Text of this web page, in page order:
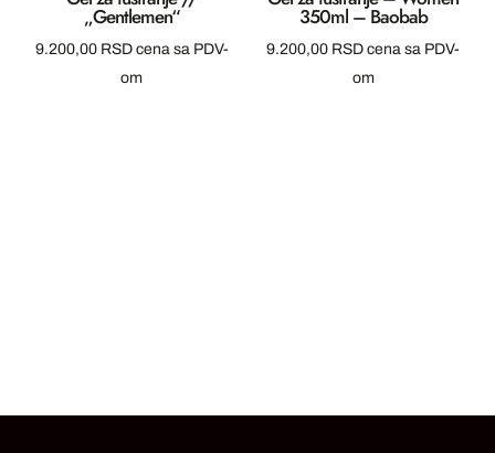
„Gentlemen“
9.200,00 RSD cena sa PDV-
om
350ml – Baobab
9.200,00 RSD cena sa PDV-
om